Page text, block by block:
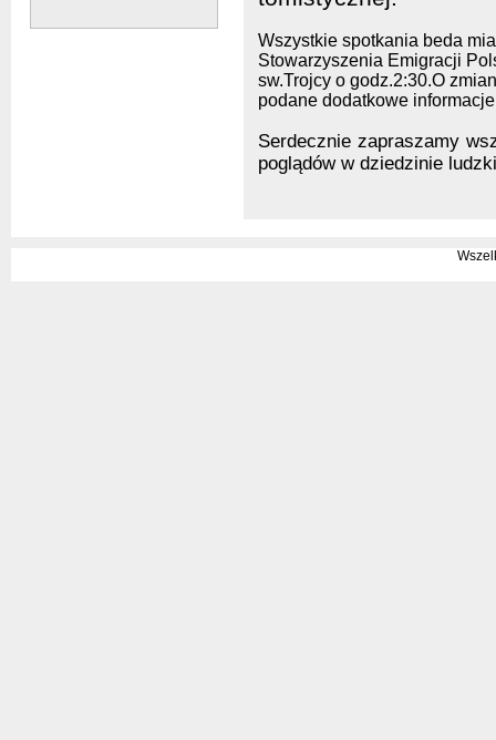
Wszystkie spotkania beda
Stowarzyszenia Emigracji
sw.Trojcy o godz.2:30.O
podane dodatkowe informacje
Serdecznie zapraszamy
poglądów w dziedzinie